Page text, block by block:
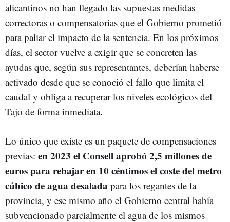
alicantinos no han llegado las supuestas medidas
correctoras o compensatorias que el Gobierno prometió
para paliar el impacto de la sentencia. En los próximos
días, el sector vuelve a exigir que se concreten las
ayudas que, según sus representantes, deberían haberse
activado desde que se conoció el fallo que limita el
caudal y obliga a recuperar los niveles ecológicos del
Tajo de forma inmediata.
Lo único que existe es un paquete de compensaciones
previas: en 2023 el Consell aprobó 2,5 millones de
euros para rebajar en 10 céntimos el coste del metro
cúbico de agua desalada para los regantes de la
provincia, y ese mismo año el Gobierno central había
subvencionado parcialmente el agua de los mismos